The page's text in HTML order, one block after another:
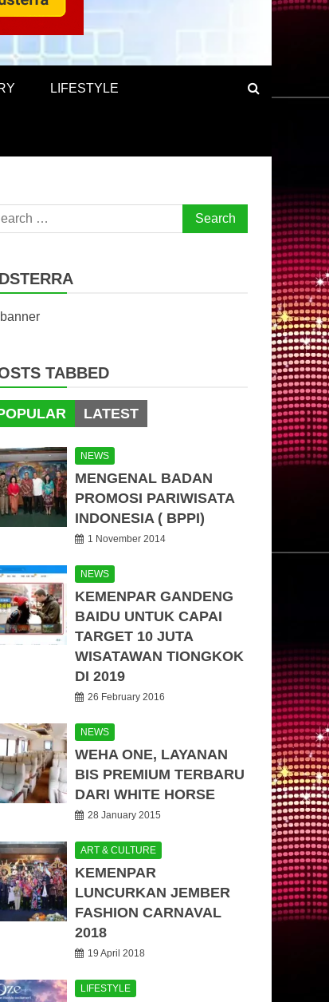
LIFESTYLE
TABBED
LATEST
NEWS
MENGENAL BADAN
PROMOSI PARIWISATA
INDONESIA ( BPPI)
1 November 2014
NEWS
KEMENPAR GANDENG
BAIDU UNTUK CAPAI
TARGET 10 JUTA
WISATAWAN TIONGKOK
DI 2019
26 February 2016
NEWS
WEHA ONE, LAYANAN
BIS PREMIUM TERBARU
DARI WHITE HORSE
28 January 2015
ART & CULTURE
KEMENPAR
LUNCURKAN JEMBER
FASHION CARNAVAL
2018
19 April 2018
LIFESTYLE